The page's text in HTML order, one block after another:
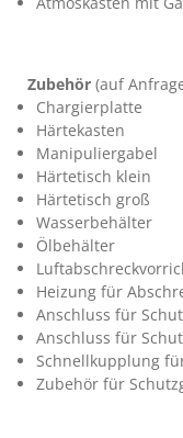
Zubehör (auf
Chargierplatte
Härtekasten
Manipuliergabel
Härtetisch klein
Härtetisch groß
Wasserbehälter
Ölbehälter
Heizung für
Anschluss für
Anschluss für
Schnellkupplung
Zubehör für